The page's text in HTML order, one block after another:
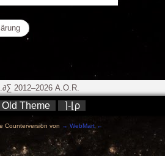
2012–2026 A.O.R.
Old Theme ⌉-⌊ρ
Counterversion von → WebMart ←